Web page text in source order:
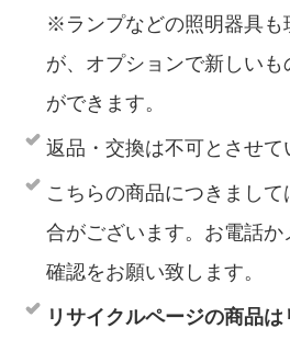
※ランプなどの照明器具も
が、オプションで新しいも
ができます。
返品・交換は不可とさせて
こちらの商品につきまし
合がございます。お電話
確認をお願い致します。
リサイクルページの商品は